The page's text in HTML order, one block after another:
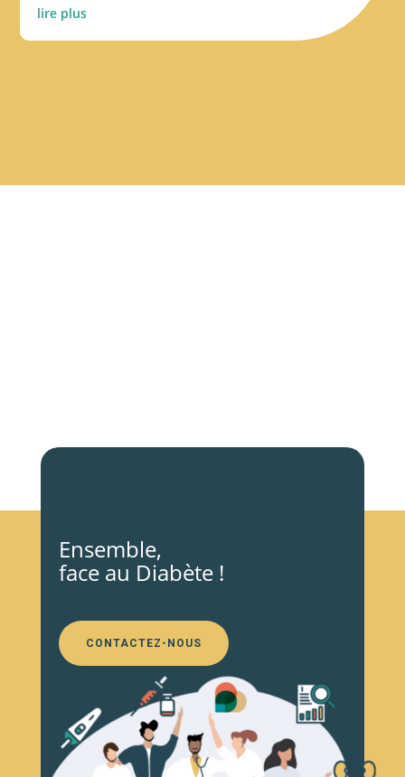
lire plus
Ensemble,
face au Diabète !
CONTACTEZ-NOUS